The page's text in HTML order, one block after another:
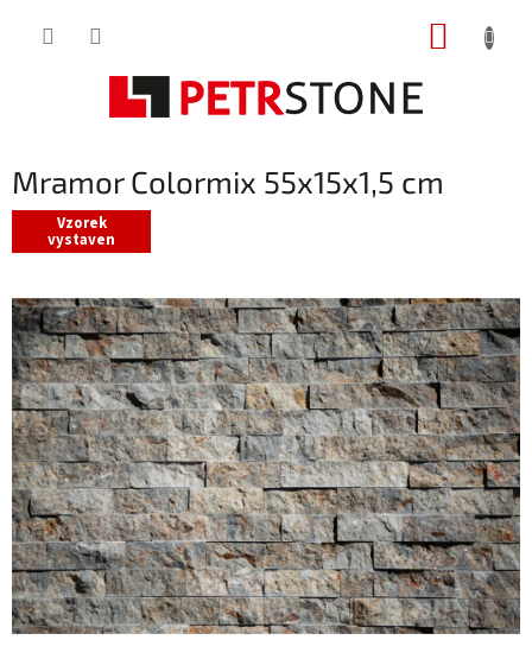
Mramor Colormix 55x15x1,5 cm
Vzorek
vystaven